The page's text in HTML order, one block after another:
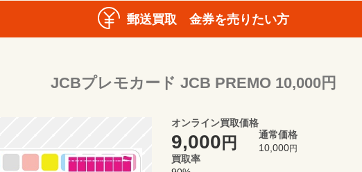
郵送買取 金券を売りたい方
JCBプレモカード JCB PREMO 10,000円
オンライン買取価格
9,000 円
通常価格
10,000円
買取率